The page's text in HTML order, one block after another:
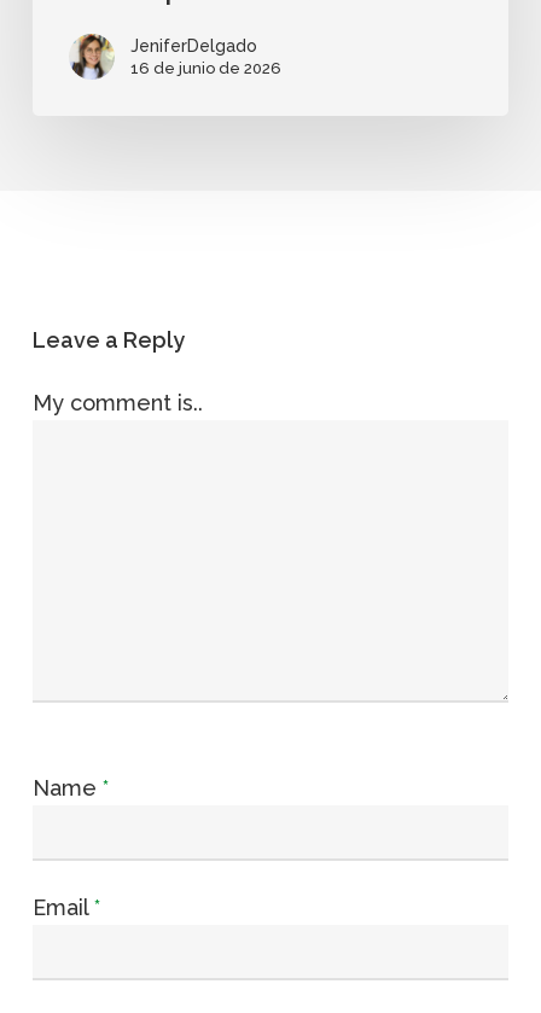
JeniferDelgado
16 de junio de 2026
Leave a Reply
My comment is..
Name *
Email*